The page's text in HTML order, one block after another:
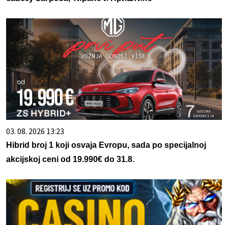
03. 08. 2026 13:23
Hibrid broj 1 koji osvaja Evropu, sada po specijalnoj
akcijskoj ceni od 19.990€ do 31.8.